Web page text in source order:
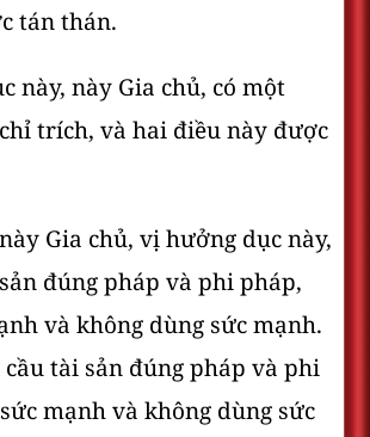
tán thán.
này, này Gia chủ, có một
trích, và hai điều này được
Gia chủ, vị hưởng dục này,
đúng pháp và phi pháp,
và không dùng sức mạnh.
tài sản đúng pháp và phi
mạnh và không dùng sức